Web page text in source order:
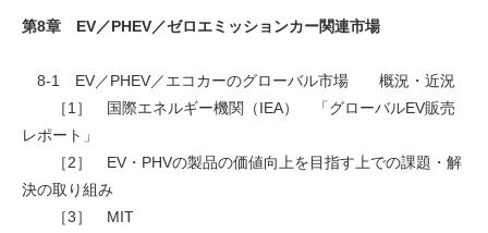
第8章 EV／PHEV／ゼロエミッションカー関連市場
8-1 EV／PHEV／エコカーのグローバル市場 概況・近況
［1］ 国際エネルギー機関（IEA） 「グローバルEV販売
レポート」
［2］ EV・PHVの製品の価値向上を目指す上での課題・解
決の取り組み
［3］ MIT